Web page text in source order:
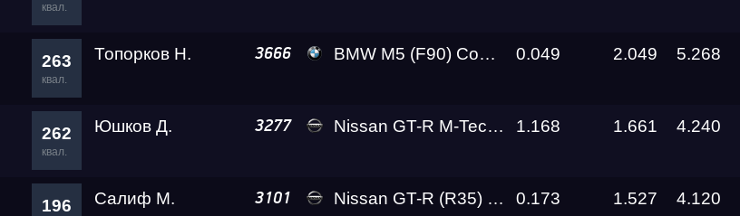
квал.
263
квал.
Топорков Н. 3666 BMW M5 (F90) Competition OFFWARE 0.049 2.049 5.268
262
квал.
Юшков Д. 3277 Nissan GT-R М-Technology 1.168 1.661 4.240
196 Салиф М. 3101 Nissan GT-R (R35) Real Performance R1000+ 0.173 1.527 4.120